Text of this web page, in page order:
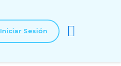
Iniciar Sesión